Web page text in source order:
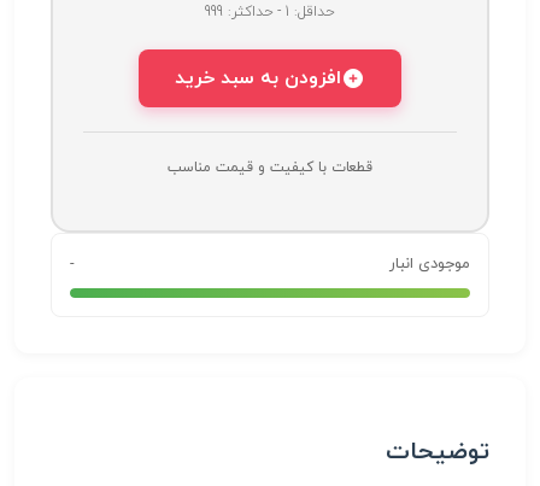
حداقل: 1 - حداکثر: 999
افزودن به سبد خرید
قطعات با کیفیت و قیمت مناسب
موجودی انبار -
توضیحات